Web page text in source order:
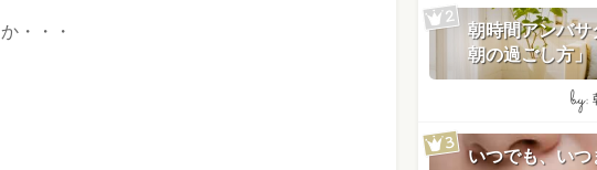
・・・
朝時間アンバ
朝の過ごし方」
by:
いつでも、いつ